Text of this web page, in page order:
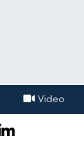
Video